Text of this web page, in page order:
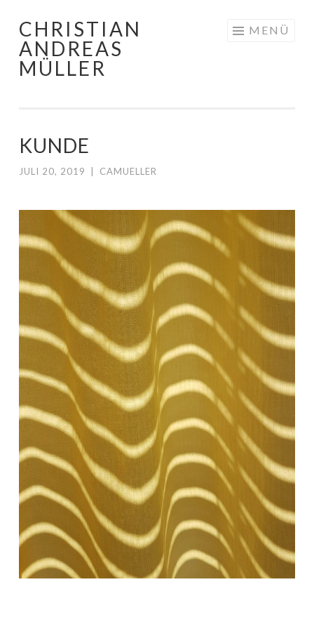
Zum
Inhalt
springen
CHRISTIAN
ANDREAS
MÜLLER
MENÜ
KUNDE
JULI 20, 2019 CAMUELLER